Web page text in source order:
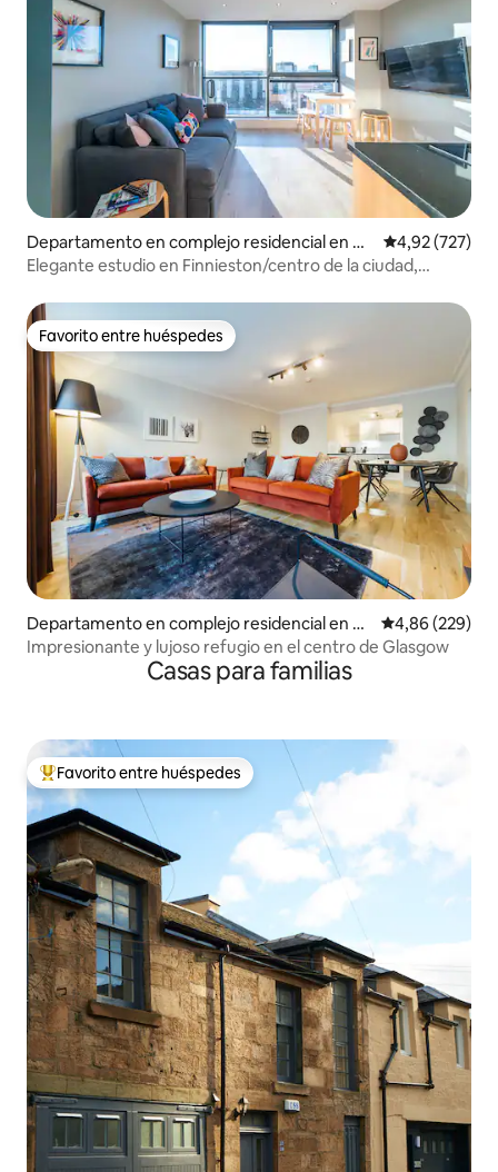
Departamento en complejo residencial en Gl
asgow
Calificación
4,92 (727)
Elegante estudio en Finnieston/centro de la ciudad,
Favorito entre huéspedes
Favorito entre huéspedes
Departamento en complejo residencial en Gl
asgow
Calificación
4,86 (229)
Impresionante y lujoso refugio en el centro de Glasgow
Casas para familias
Favorito entre los huéspedes más destacados
Favorito entre huéspedes